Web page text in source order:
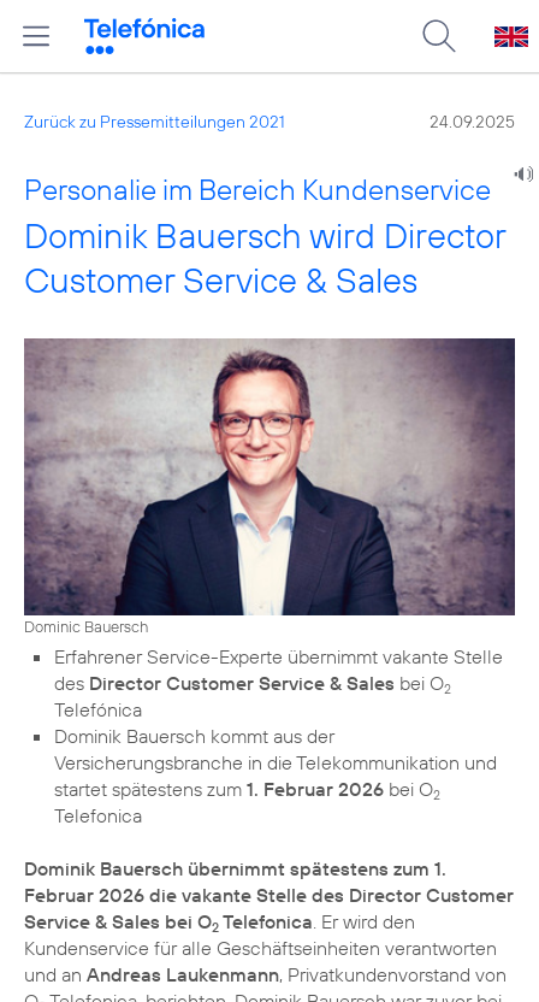
Zurück zu Pressemitteilungen 2021 24.09.2025
Personalie im Bereich Kundenservice
Dominik Bauersch wird Director
Customer Service & Sales
Dominic Bauersch
Erfahrener Service-Experte übernimmt vakante Stelle
des Director Customer Service & Sales bei O2
Telefónica
Dominik Bauersch kommt aus der
Versicherungsbranche in die Telekommunikation und
startet spätestens zum 1. Februar 2026 bei O2
Telefonica
Dominik Bauersch übernimmt spätestens zum 1.
Februar 2026 die vakante Stelle des Director Customer
Service & Sales bei O2 Telefonica. Er wird den
Kundenservice für alle Geschäftseinheiten verantworten
und an Andreas Laukenmann, Privatkundenvorstand von